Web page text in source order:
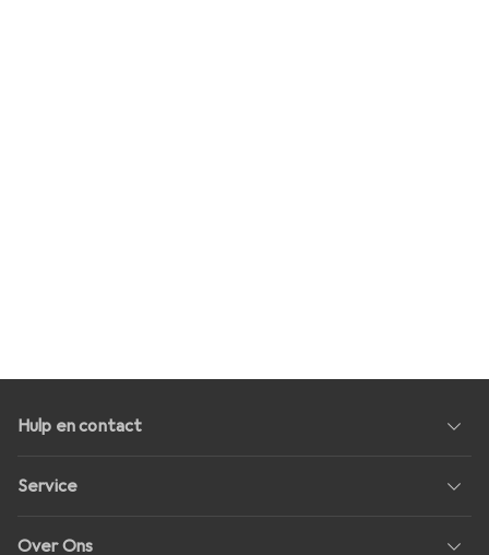
Hulp en contact
Service
Over Ons